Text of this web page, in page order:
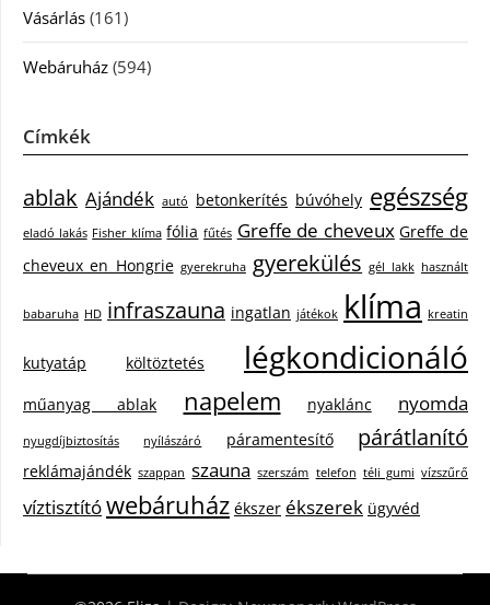
Vásárlás (161)
Webáruház (594)
Címkék
ablak Ajándék autó betonkerítés búvóhely egészség
eladó lakás Fisher klíma fólia fűtés Greffe de cheveux Greffe de
cheveux en Hongrie gyerekruha gyerekülés gél lakk használt
babaruha HD infraszauna ingatlan játékok klíma kreatin
kutyatáp költöztetés légkondicionáló
műanyag ablak napelem nyaklánc nyomda
nyugdíjbiztosítás nyílászáró páramentesítő párátlanító
reklámajándék szappan szauna szerszám telefon téli gumi vízszűrő
víztisztítówebáruház ékszer ékszerek ügyvéd